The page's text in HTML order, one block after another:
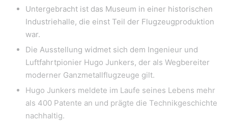
Untergebracht ist das Museum in einer historischen
Industriehalle, die einst Teil der Flugzeugproduktion
war.
Die Ausstellung widmet sich dem Ingenieur und
Luftfahrtpionier Hugo Junkers, der als Wegbereiter
moderner Ganzmetallflugzeuge gilt.
Hugo Junkers meldete im Laufe seines Lebens mehr
als 400 Patente an und prägte die Technikgeschichte
nachhaltig.